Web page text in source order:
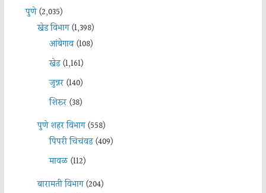
पुणे(2,035)
खेड विभाग(1,398)
आंबेगाव(108)
खेड(1,161)
जुन्नर(140)
शिरूर(38)
पुणे शहर विभाग(558)
पिंपरी चिचंवड(409)
मावळ(112)
बारामती विभाग(204)